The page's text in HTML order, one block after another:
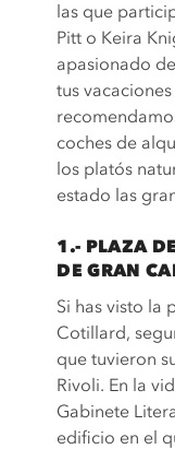
las que
Pitt o Keira
apasionado
tus
coches de
los platós
estado las
1.- PLAZA
DE GRAN
Si has visto la
Cotillard,
que tuvieron
Rivoli. En la
Gabinete
edificio en el